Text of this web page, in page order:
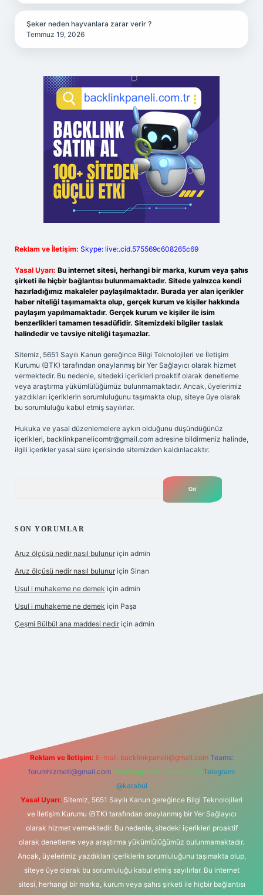
Şeker neden hayvanlara zarar verir ?
Temmuz 19, 2026
Reklam ve İletişim: Skype: live:.cid.575569c608265c69
Yasal Uyarı: Bu internet sitesi, herhangi bir marka, kurum veya şahıs
şirketi ile hiçbir bağlantısı bulunmamaktadır. Sitede yalnızca kendi
hazırladığımız makaleler paylaşılmaktadır. Burada yer alan içerikler
haber niteliği taşımamakta olup, gerçek kurum ve kişiler hakkında
paylaşım yapılmamaktadır. Gerçek kurum ve kişiler ile isim
benzerlikleri tamamen tesadüfidir. Sitemizdeki bilgiler taslak
halindedir ve tavsiye niteliği taşımazlar.
Sitemiz, 5651 Sayılı Kanun gereğince Bilgi Teknolojileri ve İletişim
Kurumu (BTK) tarafından onaylanmış bir Yer Sağlayıcı olarak hizmet
vermektedir. Bu nedenle, sitedeki içerikleri proaktif olarak denetleme
veya araştırma yükümlülüğümüz bulunmamaktadır. Ancak, üyelerimiz
yazdıkları içeriklerin sorumluluğunu taşımakta olup, siteye üye olarak
bu sorumluluğu kabul etmiş sayılırlar.
Hukuka ve yasal düzenlemelere aykırı olduğunu düşündüğünüz
içerikleri, backlinkpanelicomtr@gmail.com adresine bildirmeniz halinde,
ilgili içerikler yasal süre içerisinde sitemizden kaldırılacaktır.
SON YORUMLAR
Aruz ölçüsü nedir nasıl bulunur için admin
Aruz ölçüsü nedir nasıl bulunur için Sinan
Usul i muhakeme ne demek için admin
Usul i muhakeme ne demek için Paşa
Çeşmi Bülbül ana maddesi nedir için admin
Reklam ve İletişim: E-mail: backlinkpaneli@gmail.com Teams:
forumhizmeti@gmail.com Whatsapp: 0262 606 0 726 Telegram:
@karabul
Yasal Uyarı: Sitemiz, 5651 Sayılı Kanun gereğince Bilgi Teknolojileri
ve İletişim Kurumu (BTK) tarafından onaylanmış bir Yer Sağlayıcı
olarak hizmet vermektedir. Bu nedenle, sitedeki içerikleri proaktif
olarak denetleme veya araştırma yükümlülüğümüz bulunmamaktadır.
Ancak, üyelerimiz yazdıkları içeriklerin sorumluluğunu taşımakta olup,
siteye üye olarak bu sorumluluğu kabul etmiş sayılırlar. Bu internet
sitesi, herhangi bir marka, kurum veya şahıs şirketi ile hiçbir bağlantısı